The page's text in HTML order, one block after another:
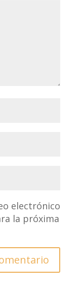
electrónico
la próxima